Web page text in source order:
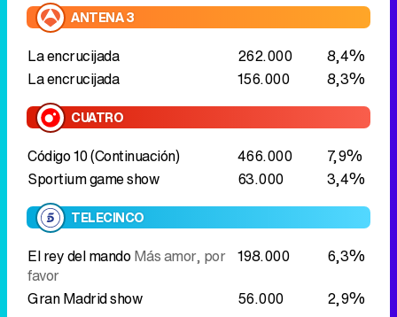
Código 10 (Continuación) 466.000
7,9%
Sportium game show
63.000 3,4%
El rey del mandoMás amor, por
favor
198.000
6,3%
Gran Madrid show
56.000 2,9%
LASEXTA
Tor, una historia de Carles Porta
El fuego que no se apaga
115.000
2,4%
#CasoKoldo 96.000 4,1%